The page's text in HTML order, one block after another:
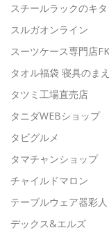
スチールラックのキ
スルガオンライン
スーツケース専門店
タオル福袋 寝具のま
タツミ工場直売店
タニダWEBショップ
タビグルメ
タマチャンショップ
チャイルドマロン
テーブルウェア器彩
デックス&エルズ